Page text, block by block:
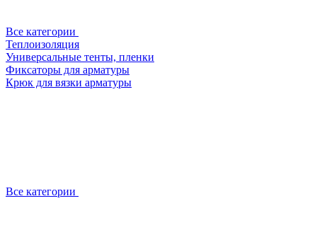
Все категории
Теплоизоляция
Универсальные тенты, пленки
Фиксаторы для арматуры
Крюк для вязки арматуры
Все категории